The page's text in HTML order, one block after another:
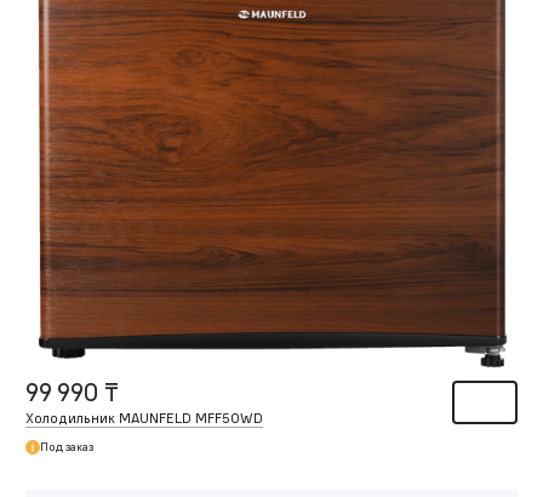
99 990 ₸
Холодильник MAUNFELD MFF50WD
Под заказ